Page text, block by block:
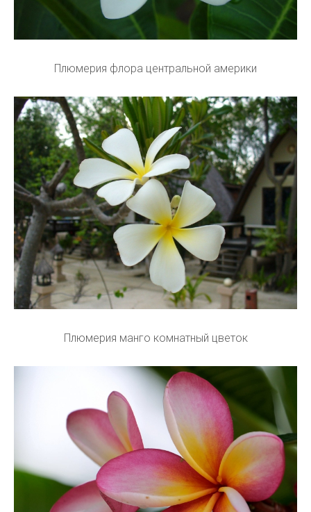
Плюмерия флора центральной америки
Плюмерия манго комнатный цветок